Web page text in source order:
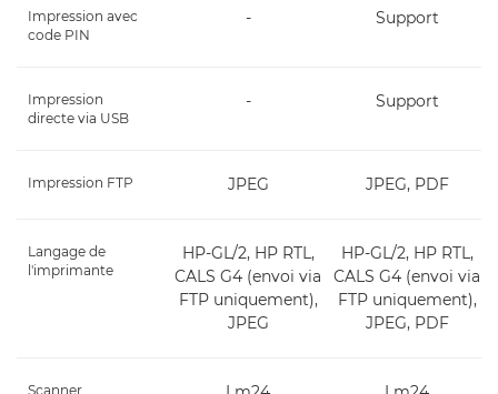
Impression avec
code PIN
- Support
Impression
directe via USB
- Support
Impression FTP JPEG JPEG, PDF
Langage de
l'imprimante
HP-GL/2, HP RTL,
CALS G4 (envoi via
FTP uniquement),
JPEG
HP-GL/2, HP RTL,
CALS G4 (envoi via
FTP uniquement),
JPEG, PDF
Scanner